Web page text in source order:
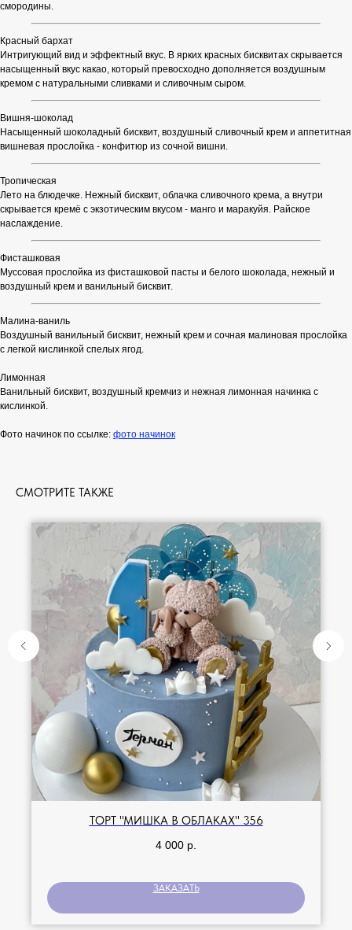
смородины.
Красный бархат
Интригующий вид и эффектный вкус. В ярких красных бисквитах скрывается
насыщенный вкус какао, который превосходно дополняется воздушным
кремом с натуральными сливками и сливочным сыром.
Вишня-шоколад
Насыщенный шоколадный бисквит, воздушный сливочный крем и аппетитная
вишневая прослойка - конфитюр из сочной вишни.
Тропическая
Лето на блюдечке. Нежный бисквит, облачка сливочного крема, а внутри
скрывается кремё с экзотическим вкусом - манго и маракуйя. Райское
наслаждение.
Фисташковая
Муссовая прослойка из фисташковой пасты и белого шоколада, нежный и
воздушный крем и ванильный бисквит.
Малина-ваниль
Воздушный ванильный бисквит, нежный крем и сочная малиновая прослойка
с легкой кислинкой спелых ягод.
Лимонная
Ванильный бисквит, воздушный кремчиз и нежная лимонная начинка с
кислинкой.
Фото начинок по ссылке: фото начинок
СМОТРИТЕ ТАКЖЕ
ТОРТ "МИШКА В ОБЛАКАХ" 356
4 000 р.
ЗАКАЗАТЬ